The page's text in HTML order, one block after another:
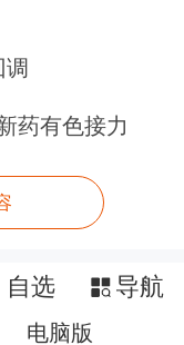
调
药有色接力
自选 导航
电脑版